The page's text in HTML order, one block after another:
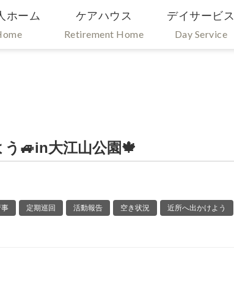
ホーム ケアハウス
Retirement Home
デイサービス
Day Service
う🚙in大江山公園🍁
定期巡回 活動報告 空き状況 近所へ出かけよう